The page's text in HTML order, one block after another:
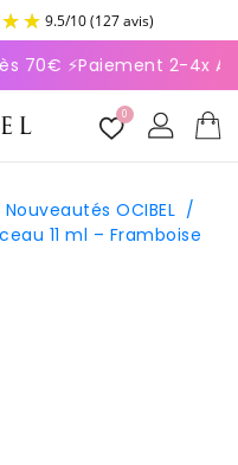
9.5/10
70€ ⚡Paiement 2-4x
0
OCIBEL /
11 ml – Framboise